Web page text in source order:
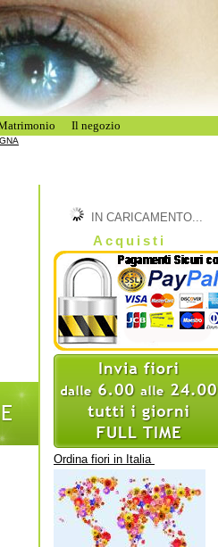
Il negozio
IN CARICAMENTO...
Acquisti
Ordina fiori in Italia